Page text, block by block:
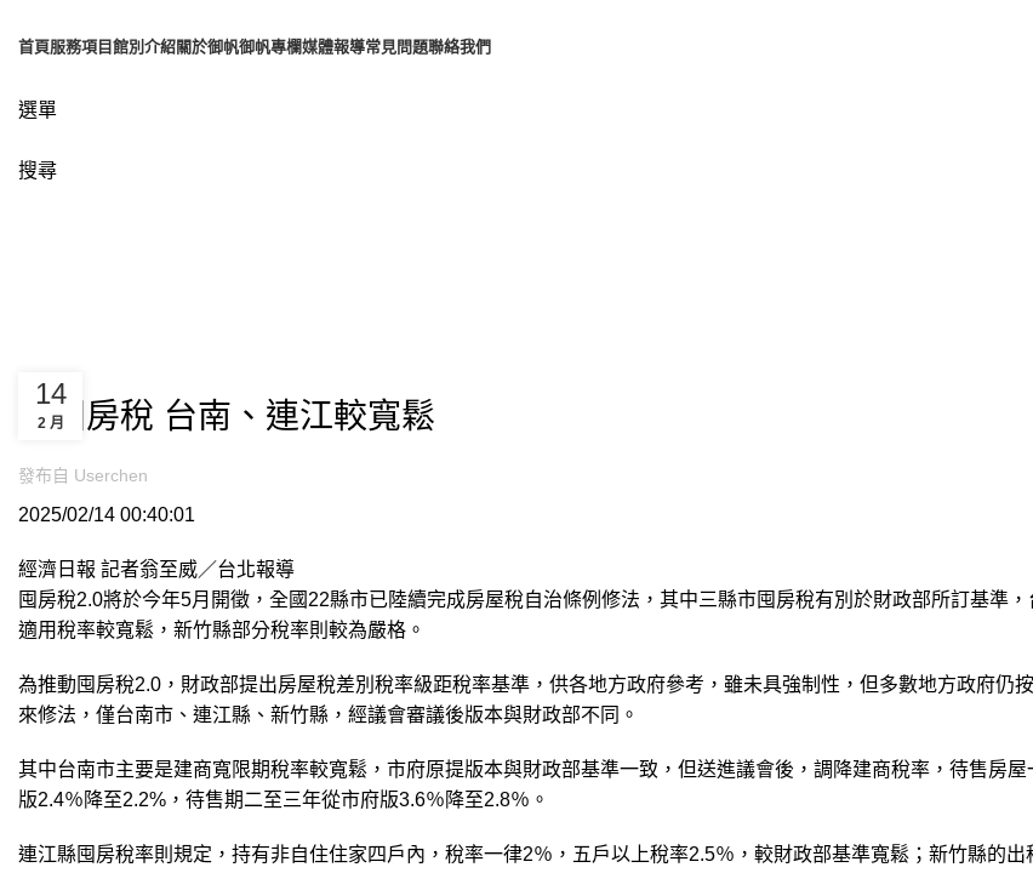
首頁服務項目 館別介紹關於御帆御帆專欄媒體報導常見問題聯絡我們
選單
搜尋
課囤房稅 台南、連江較寬鬆
發布自 Userchen
14
2 月
2025/02/14 00:40:01
經濟日報 記者翁至威／台北報導
囤房稅2.0將於今年5月開徵，全國22縣市已陸續完成房屋稅自治條例修法，其中三縣市囤房稅有別於財政部所訂基準
適用稅率較寬鬆，新竹縣部分稅率則較為嚴格。
為推動囤房稅2.0，財政部提出房屋稅差別稅率級距稅率基準，供各地方政府參考，雖未具強制性，但多數地方政府仍
來修法，僅台南市、連江縣、新竹縣，經議會審議後版本與財政部不同。
其中台南市主要是建商寬限期稅率較寬鬆，市府原提版本與財政部基準一致，但送進議會後，調降建商稅率，待售房
版2.4％降至2.2%，待售期二至三年從市府版3.6％降至2.8％。
連江縣囤房稅率則規定，持有非自住住家四戶內，稅率一律2％，五戶以上稅率2.5％，較財政部基準寬鬆；新竹縣的出